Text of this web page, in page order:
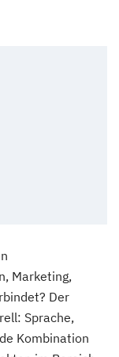
Marketing,
Der
Sprache,
Kombination